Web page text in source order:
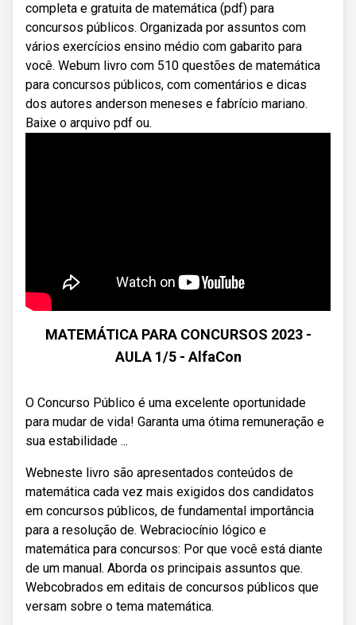
completa e gratuita de matemática (pdf) para
concursos públicos. Organizada por assuntos com
vários exercícios ensino médio com gabarito para
você. Webum livro com 510 questões de matemática
para concursos públicos, com comentários e dicas
dos autores anderson meneses e fabrício mariano.
Baixe o arquivo pdf ou.
MATEMÁTICA PARA CONCURSOS 2023 -
AULA 1/5 - AlfaCon
O Concurso Público é uma excelente oportunidade
para mudar de vida! Garanta uma ótima remuneração e
sua estabilidade ...
Webneste livro são apresentados conteúdos de
matemática cada vez mais exigidos dos candidatos
em concursos públicos, de fundamental importância
para a resolução de. Webraciocínio lógico e
matemática para concursos: Por que você está diante
de um manual. Aborda os principais assuntos que.
Webcobrados em editais de concursos públicos que
versam sobre o tema matemática.